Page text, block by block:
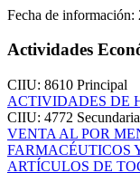
Fecha de información:
Actividades
CIIU: 8610 Principal
ACTIVIDADES DE
CIIU: 4772 Secundaria
VENTA AL POR
FARMACÉUTICOS
ARTÍCULOS DE